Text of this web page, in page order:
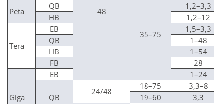
48
35–75
Peta
QB
1,2–3,3
HB
1,2–12
Tera
EB
1,5–3,3
QB
1–48
HB
1–54
FB
28
Giga
EB 1–24
QB
24/48
18–75
3,3–8
19–60
3,3